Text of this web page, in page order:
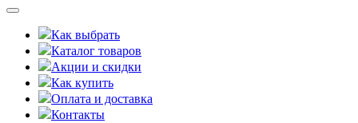
Как выбрать
Каталог товаров
Акции и скидки
Как купить
Оплата и доставка
Контакты